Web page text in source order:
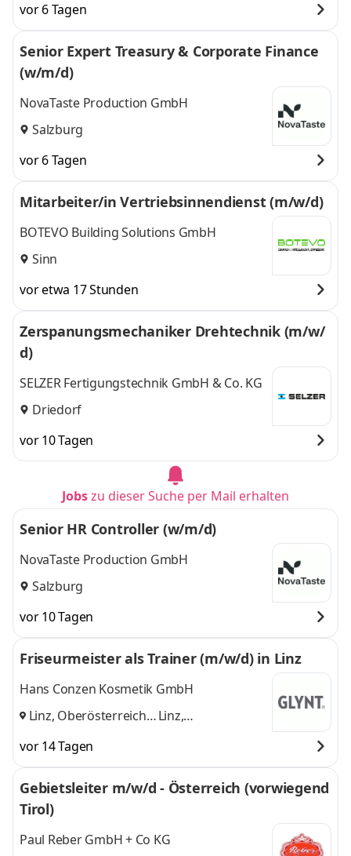
vor 6 Tagen
Senior Expert Treasury & Corporate Finance
(w/m/d)
NovaTaste Production GmbH
Salzburg
vor 6 Tagen
Mitarbeiter/in Vertriebsinnendienst (m/w/d)
BOTEVO Building Solutions GmbH
Sinn
vor etwa 17 Stunden
Zerspanungsmechaniker Drehtechnik (m/w/
d)
SELZER Fertigungstechnik GmbH & Co. KG
Driedorf
vor 10 Tagen
Jobszu dieser Suche per Mail erhalten
Senior HR Controller (w/m/d)
NovaTaste Production GmbH
Salzburg
vor 10 Tagen
Friseurmeister als Trainer (m/w/d) in Linz
Hans Conzen Kosmetik GmbH
Linz, Oberösterreich, Linz,
vor 14 Tagen
Gebietsleiter m/w/d - Österreich (vorwiegend
Tirol)
Paul Reber GmbH + Co KG